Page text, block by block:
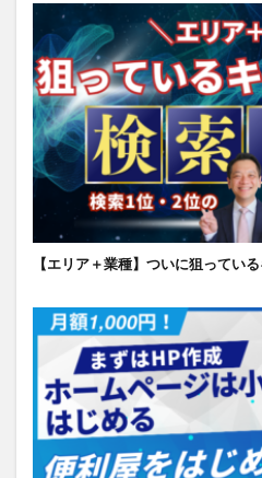
【エリア＋業種】ついに狙ってい